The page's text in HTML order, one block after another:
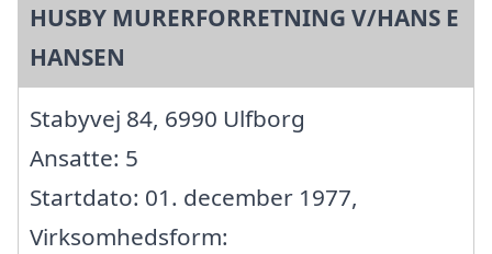
HUSBY MURERFORRETNING V/HANS E
HANSEN
Stabyvej 84, 6990 Ulfborg
Ansatte: 5
Startdato: 01. december 1977,
Virksomhedsform: